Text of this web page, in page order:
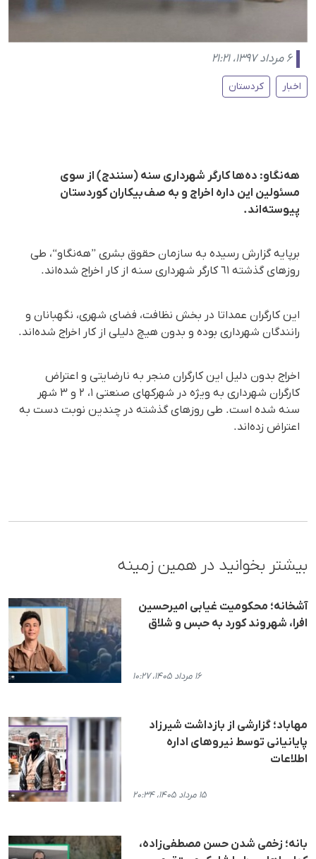
۶ مرداد ۱۳۹۷، ۲۱:۲۱
اخبار کردستان
هەنگاو: دەها کارگر شهرداری سنە (سنندج) از سوی
مسئولین این دارە اخراج و بە صف بیکاران کوردستان
پیوستەاند.
برپایە گزارش رسیدە بە سازمان حقوق بشری ”هەنگاو“، طی
روزهای گذشتە ٦١ کارگر شهرداری سنە از کار اخراج شدەاند.
این کارگران عمداتا در بخش نظافت، فضای شهری، نگهبانان و
رانندگان شهرداری بودە و بدون هیچ دلیلی از کار اخراج شدەاند.
اخراج بدون دلیل این کارگران منجر بە نارضایتی و اعتراض
کارگران شهرداری بە ویژە در شهرکهای صنعتی ١، ٢ و ٣ شهر
سنە شدە است. طی روزهای گذشتە در چندین نوبت دست بە
اعتراض زدەاند.
بیشتر بخوانید در همین زمینه
آشخانه؛ محکومیت غیابی امیرحسین
افرا، شهروند کورد به حبس و شلاق
۱۶ مرداد ۱۴۰۵، ۱۰:۲۷
مهاباد؛ گزارشی از بازداشت شیرزاد
پایانیانی توسط نیروهای اداره
اطلاعات
۱۵ مرداد ۱۴۰۵، ۲۰:۳۴
بانه؛ زخمی شدن حسن مصطفی‌زاده،